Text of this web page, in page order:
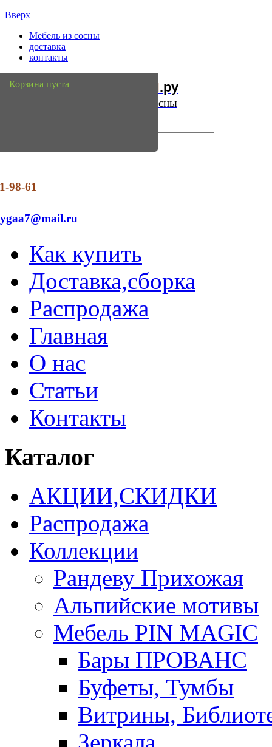
Вверх
Мебель из сосны
доставка
контакты
Мебель Сосны.ру
Интернет магазин мебели из сосны
98-61
Как купить
Доставка,сборка
Распродажа
Главная
О нас
Статьи
Контакты
Корзина пуста
Каталог
АКЦИИ,СКИДКИ
Распродажа
Коллекции
Рандеву Прихожая
Альпийские мотивы
Мебель PIN MAGIС
Бары ПРОВАНС
Буфеты, Тумбы
Витрины,